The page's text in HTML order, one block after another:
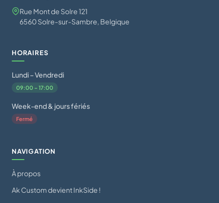
Rue Mont de Solre 121
6560 Solre-sur-Sambre, Belgique
HORAIRES
Lundi – Vendredi
09:00 – 17:00
Week-end & jours fériés
Fermé
NAVIGATION
À propos
Ak Custom devient InkSide !